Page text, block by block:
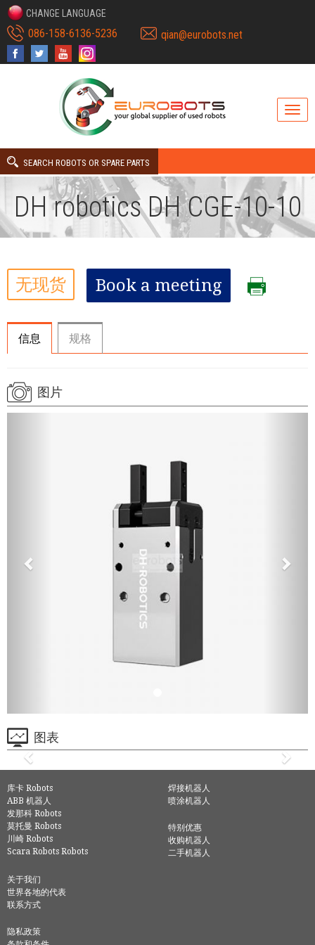
CHANGE LANGUAGE
086-158-6136-5236 qian@eurobots.net
SEARCH ROBOTS OR SPARE PARTS
DH robotics DH CGE-10-10
无现货 Book a meeting
信息 规格
图片
图表
库卡 Robots
ABB 机器人
发那科 Robots
莫托曼 Robots
川崎 Robots
Scara Robots Robots
焊接机器人
喷涂机器人
特别优惠
收购机器人
二手机器人
关于我们
世界各地的代表
联系方式
隐私政策